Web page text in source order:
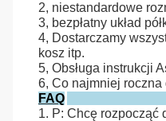
2, niestandardowe
3, bezpłatny układ
4, Dostarczamy
kosz itp.
5, Obsługa instrukcji
6, Co najmniej
FAQ
1. P: Chcę rozpocząć